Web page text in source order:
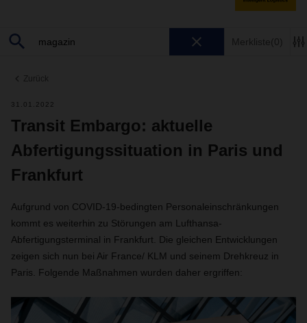
Merkliste(0)
Zurück
31.01.2022
Transit Embargo: aktuelle
Abfertigungssituation in Paris und
Frankfurt
Aufgrund von COVID-19-bedingten Personaleinschränkungen
kommt es weiterhin zu Störungen am Lufthansa-
Abfertigungsterminal in Frankfurt. Die gleichen Entwicklungen
zeigen sich nun bei Air France/ KLM und seinem Drehkreuz in
Paris. Folgende Maßnahmen wurden daher ergriffen: